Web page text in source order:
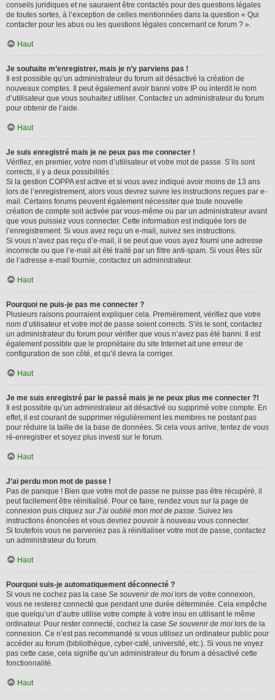
conseils juridiques et ne sauraient être contactés pour des questions légales
de toutes sortes, à l’exception de celles mentionnées dans la question « Qui
contacter pour les abus ou les questions légales concernant ce forum ? ».
Haut
Je souhaite m’enregistrer, mais je n’y parviens pas !
Il est possible qu’un administrateur du forum ait désactivé la création de
nouveaux comptes. Il peut également avoir banni votre IP ou interdit le nom
d’utilisateur que vous souhaitez utiliser. Contactez un administrateur du forum
pour obtenir de l’aide.
Haut
Je suis enregistré mais je ne peux pas me connecter !
Vérifiez, en premier, votre nom d’utilisateur et votre mot de passe. S’ils sont
corrects, il y a deux possibilités :
Si la gestion COPPA est active et si vous avez indiqué avoir moins de 13 ans
lors de l’enregistrement, alors vous devrez suivre les instructions reçues par e-
mail. Certains forums peuvent également nécessiter que toute nouvelle
création de compte soit activée par vous-même ou par un administrateur avant
que vous puissiez vous connecter. Cette information est indiquée lors de
l’enregistrement. Si vous avez reçu un e-mail, suivez ses instructions.
Si vous n’avez pas reçu d’e-mail, il se peut que vous ayez fourni une adresse
incorrecte ou que l’e-mail ait été traité par un filtre anti-spam. Si vous êtes sûr
de l’adresse e-mail fournie, contactez un administrateur.
Haut
Pourquoi ne puis-je pas me connecter ?
Plusieurs raisons pourraient expliquer cela. Premièrement, vérifiez que votre
nom d’utilisateur et votre mot de passe soient corrects. S’ils le sont, contactez
un administrateur du forum pour vérifier que vous n’avez pas été banni. Il est
également possible que le propriétaire du site Internet ait une erreur de
configuration de son côté, et qu’il devra la corriger.
Haut
Je me suis enregistré par le passé mais je ne peux plus me connecter ?!
Il est possible qu’un administrateur ait désactivé ou supprimé votre compte. En
effet, il est courant de supprimer régulièrement les membres ne postant pas
pour réduire la taille de la base de données. Si cela vous arrive, tentez de vous
ré-enregistrer et soyez plus investi sur le forum.
Haut
J’ai perdu mon mot de passe !
Pas de panique ! Bien que votre mot de passe ne puisse pas être récupéré, il
peut facilement être réinitialisé. Pour ce faire, rendez vous sur la page de
connexion puis cliquez sur J’ai oublié mon mot de passe. Suivez les
instructions énoncées et vous devriez pouvoir à nouveau vous connecter.
Si toutefois vous ne parveniez pas à réinitialiser votre mot de passe, contactez
un administrateur du forum.
Haut
Pourquoi suis-je automatiquement déconnecté ?
Si vous ne cochez pas la case Se souvenir de moi lors de votre connexion,
vous ne resterez connecté que pendant une durée déterminée. Cela empêche
que quelqu’un d’autre utilise votre compte à votre insu en utilisant le même
ordinateur. Pour rester connecté, cochez la case Se souvenir de moi lors de la
connexion. Ce n’est pas recommandé si vous utilisez un ordinateur public pour
accéder au forum (bibliothèque, cyber-café, université, etc.). Si vous ne voyez
pas cette case, cela signifie qu’un administrateur du forum a désactivé cette
fonctionnalité.
Haut